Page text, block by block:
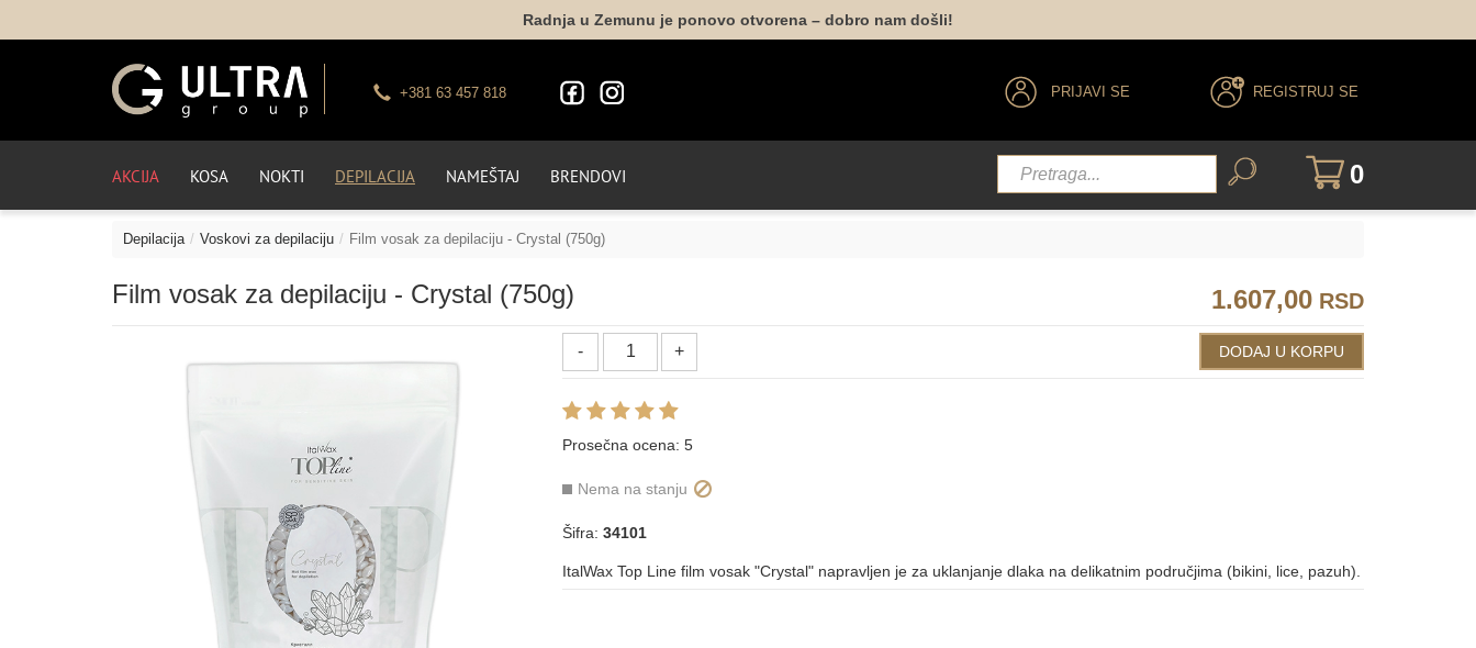
Radnja u Zemunu je ponovo otvorena – dobro nam došli!
+381 63 457 818 PRIJAVI SE REGISTRUJ SE
AKCIJA KOSA NOKTI DEPILACIJA NAMEŠTAJ BRENDOVI 0
Depilacija Voskovi za depilaciju Film vosak za depilaciju - Crystal (750g)
Film vosak za depilaciju - Crystal (750g) 1.607,00 RSD
Prosečna ocena:5
Nema na stanju
Šifra:34101
ItalWax Top Line film vosak "Crystal" napravljen je za uklanjanje dlaka na delikatnim područjima (bikini, lice, pazuh).